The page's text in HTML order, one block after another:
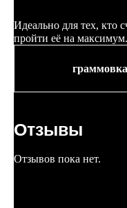
Идеально для тех, кто
пройти её на максимум.
граммовка
Отзывы
Отзывов пока нет.